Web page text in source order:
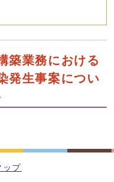
築業務における
発生事案につい
ップ